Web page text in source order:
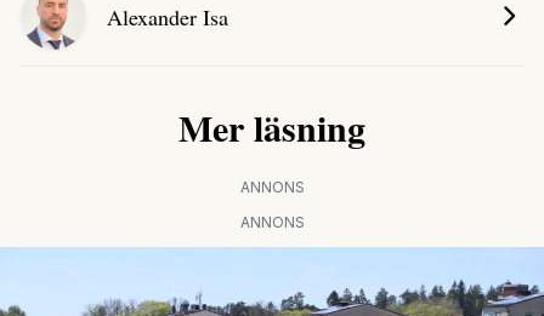
Alexander Isa
Mer läsning
ANNONS
ANNONS